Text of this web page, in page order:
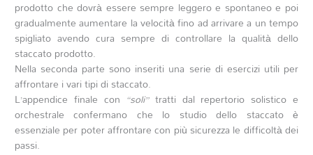
prodotto che dovrà essere sempre leggero e spontaneo e poi
gradualmente aumentare la velocità fino ad arrivare a un tempo
spigliato avendo cura sempre di controllare la qualità dello
staccato prodotto.
Nella seconda parte sono inseriti una serie di esercizi utili per
affrontare i vari tipi di staccato.
L’appendice finale con “soli”tratti dal repertorio solistico e
orchestrale confermano che lo studio dello staccato è
essenziale per poter affrontare con più sicurezza le difficoltà dei
passi.